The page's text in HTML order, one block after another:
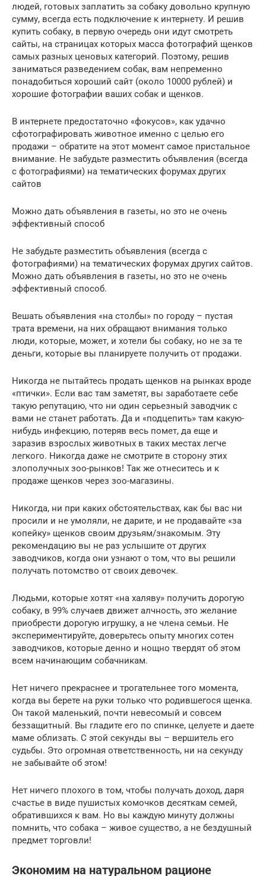
людей, готовых заплатить за собаку довольно крупную
сумму, всегда есть подключение к интернету. И решив
купить собаку, в первую очередь они идут смотреть
сайты, на страницах которых масса фотографий щенков
самых разных ценовых категорий. Поэтому, решив
заниматься разведением собак, вам непременно
понадобиться хороший сайт (около 10000 рублей) и
хорошие фотографии ваших собак и щенков.
В интернете предостаточно «фокусов», как удачно
сфотографировать животное именно с целью его
продажи – обратите на этот момент самое пристальное
внимание. Не забудьте разместить объявления (всегда
с фотографиями) на тематических форумах других
сайтов
Можно дать объявления в газеты, но это не очень
эффективный способ
Не забудьте разместить объявления (всегда с
фотографиями) на тематических форумах других сайтов.
Можно дать объявления в газеты, но это не очень
эффективный способ.
Вешать объявления «на столбы» по городу – пустая
трата времени, на них обращают внимания только
люди, которые, может, и хотели бы собаку, но не за те
деньги, которые вы планируете получить от продажи.
Никогда не пытайтесь продать щенков на рынках вроде
«птички». Если вас там заметят, вы заработаете себе
такую репутацию, что ни один серьезный заводчик с
вами не станет работать. Да и «подцепить» там какую-
нибудь инфекцию, потеряв весь помет, да еще и
заразив взрослых животных в таких местах легче
легкого. Никогда даже не смотрите в сторону этих
злополучных зоо-рынков! Так же отнеситесь и к
продаже щенков через зоо-магазины.
Никогда, ни при каких обстоятельствах, как бы вас ни
просили и не умоляли, не дарите, и не продавайте «за
копейку» щенков своим друзьям/знакомым. Эту
рекомендацию вы не раз услышите от других
заводчиков, когда они узнают о том, что вы решили
получать потомство от своих девочек.
Людьми, которые хотят «на халяву» получить дорогую
собаку, в 99% случаев движет алчность, это желание
приобрести дорогую игрушку, а не члена семьи. Не
экспериментируйте, доверьтесь опыту многих сотен
заводчиков, которые денно и нощно твердят об этом
всем начинающим собачникам.
Нет ничего прекраснее и трогательнее того момента,
когда вы берете на руки только что родившегося щенка.
Он такой маленький, почти невесомый и совсем
беззащитный. Вы гладите его по спинке, целуете и даете
маме облизать. С этой секунды вы – вершитель его
судьбы. Это огромная ответственность, ни на секунду
не забывайте об этом!
Нет ничего плохого в том, чтобы получать доход, даря
счастье в виде пушистых комочков десяткам семей,
обратившихся к вам. Но вы каждую минуту должны
помнить, что собака – живое существо, а не бездушный
предмет торговли!
Экономим на натуральном рационе